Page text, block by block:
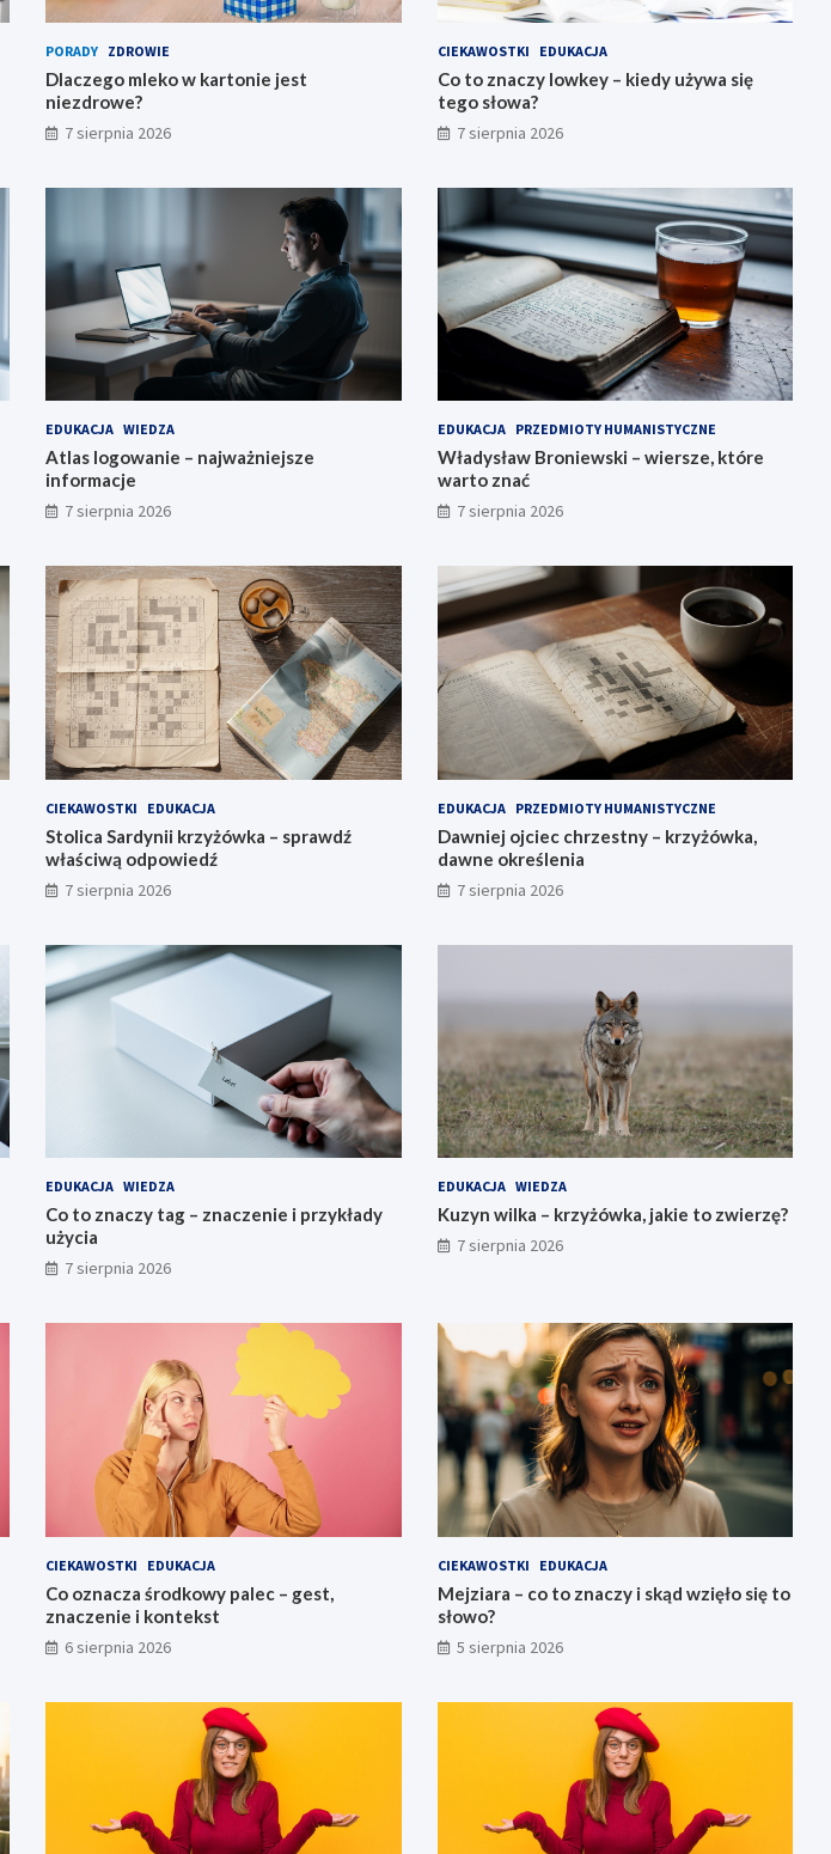
PORADY ZDROWIE
Dlaczego mleko w kartonie jest
niezdrowe?
7 sierpnia 2026
CIEKAWOSTKI EDUKACJA
Co to znaczy lowkey – kiedy używa się
tego słowa?
7 sierpnia 2026
EDUKACJA WIEDZA
Atlas logowanie – najważniejsze
informacje
7 sierpnia 2026
EDUKACJA PRZEDMIOTY HUMANISTYCZNE
Władysław Broniewski – wiersze, które
warto znać
7 sierpnia 2026
CIEKAWOSTKI EDUKACJA
Stolica Sardynii krzyżówka – sprawdź
właściwą odpowiedź
7 sierpnia 2026
EDUKACJA PRZEDMIOTY HUMANISTYCZNE
Dawniej ojciec chrzestny – krzyżówka,
dawne określenia
7 sierpnia 2026
EDUKACJA WIEDZA
Co to znaczy tag – znaczenie i przykłady
użycia
7 sierpnia 2026
EDUKACJA WIEDZA
Kuzyn wilka – krzyżówka, jakie to zwierzę?
7 sierpnia 2026
CIEKAWOSTKI EDUKACJA
Co oznacza środkowy palec – gest,
znaczenie i kontekst
6 sierpnia 2026
CIEKAWOSTKI EDUKACJA
Mejziara – co to znaczy i skąd wzięło się to
słowo?
5 sierpnia 2026